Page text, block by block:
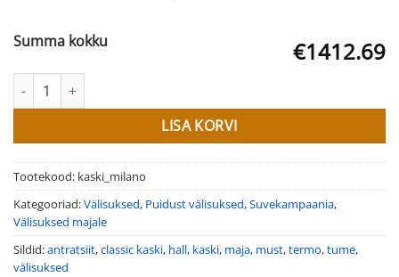
Summa kokku €1412.69
Puidust välisuksed Kaski Milano kogus
LISA KORVI
Tootekood: kaski_milano
Kategooriad:Välisuksed, Puidust välisuksed,Suvekampaania,
Välisuksed majale
Sildid:antratsiit,classic kaski, hall, kaski, maja, must,termo,tume,
välisuksed